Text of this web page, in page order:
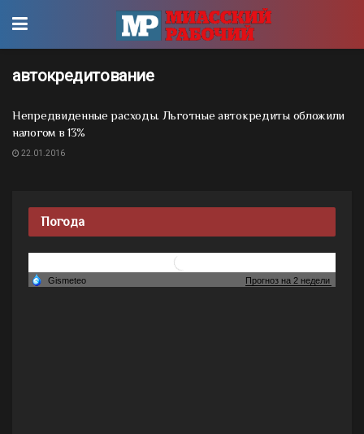
автокредитование
Непредвиденные расходы. Льготные автокредиты обложили
налогом в 13%
22.01.2016
Погода